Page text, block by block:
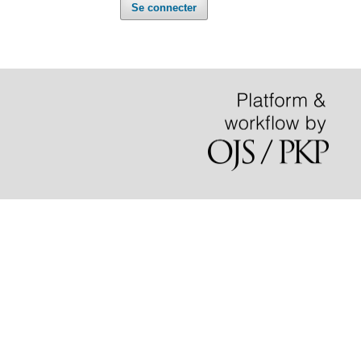
Se connecter